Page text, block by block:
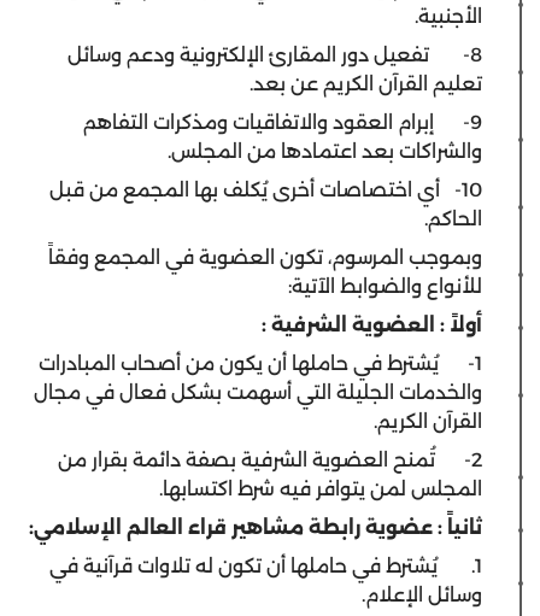
الأجنبية.
8- تفعيل دور المقارئ الإلكترونية ودعم وسائل
تعليم القرآن الكريم عن بعد.
9- إبرام العقود والاتفاقيات ومذكرات التفاهم
والشراكات بعد اعتمادها من المجلس.
10- أي اختصاصات أخرى يُكلف بها المجمع من قبل
الحاكم.
وبموجب المرسوم، تكون العضوية في المجمع وفقاً
للأنواع والضوابط الآتية:
أولاً : العضوية الشرفية :
1- يُشترط في حاملها أن يكون من أصحاب المبادرات
والخدمات الجليلة التي أسهمت بشكل فعال في مجال
القرآن الكريم.
2- تُمنح العضوية الشرفية بصفة دائمة بقرار من
المجلس لمن يتوافر فيه شرط اكتسابها.
ثانياً : عضوية رابطة مشاهير قراء العالم الإسلامي:
1. يُشترط في حاملها أن تكون له تلاوات قرآنية في
وسائل الإعلام.